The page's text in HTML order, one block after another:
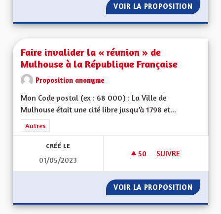
VOIR LA PROPOSITION FAIRE
Faire invalider la « réunion » de
Mulhouse à la République Française
Proposition anonyme
Mon Code postal (ex : 68 000) : La Ville de
Mulhouse était une cité libre jusqu’à 1798 et...
Filtrer les résultats de la catégorie : Autres
Autres
CRÉÉ LE
01/05/2023
50 50 ABONNÉS
SUIVRE
VOIR LA PROPOSITION FAIRE